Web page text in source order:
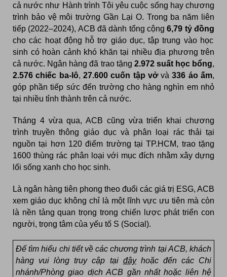
cả nước như Hành trình Tôi yêu cuộc sống hay chương
trình bảo vệ môi trường Gần Lại O. Trong ba năm liên
tiếp (2022–2024), ACB đã dành tổng cộng6,79 tỷ đồng
cho các hoạt động hỗ trợ giáo dục, tập trung vào học
sinh có hoàn cảnh khó khăn tại nhiều địa phương trên
cả nước. Ngân hàng đã trao tặng 2.972 suất học bổng,
2.576 chiếc ba-lô, 27.600 cuốn tập vởvà336 áo ấm,
góp phần tiếp sức đến trường cho hàng nghìn em nhỏ
tại nhiều tỉnh thành trên cả nước.
Tháng 4 vừa qua, ACB cũng vừa triển khai chương
trình truyền thông giáo dục và phân loại rác thải tại
nguồn tại hơn 120 điểm trường tại TP.HCM, trao tặng
1600 thùng rác phân loại với mục đích nhằm xây dựng
lối sống xanh cho học sinh.
Là ngân hàng tiên phong theo đuổi các giá trị ESG, ACB
xem giáo dục không chỉ là một lĩnh vực ưu tiên mà còn
là nền tảng quan trọng trong chiến lược phát triển con
người, trọng tâm của yếu tố S (Social).
Để tìm hiểu chi tiết về các chương trình tại ACB, khách
hàng vui lòng truy cập tại đâyhoặc đến các Chi
nhánh/Phòng giao dịch ACB gần nhất hoặc liên hệ